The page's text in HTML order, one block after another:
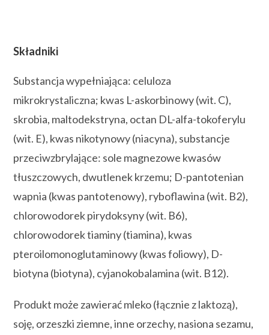
Składniki
Substancja wypełniająca: celuloza
mikrokrystaliczna; kwas L-askorbinowy (wit. C),
skrobia, maltodekstryna, octan DL-alfa-tokoferylu
(wit. E), kwas nikotynowy (niacyna), substancje
przeciwzbrylające: sole magnezowe kwasów
tłuszczowych, dwutlenek krzemu; D-pantotenian
wapnia (kwas pantotenowy), ryboflawina (wit. B2),
chlorowodorek pirydoksyny (wit. B6),
chlorowodorek tiaminy (tiamina), kwas
pteroilomonoglutaminowy (kwas foliowy), D-
biotyna (biotyna), cyjanokobalamina (wit. B12).
Produkt może zawierać mleko (łącznie z laktozą),
soję, orzeszki ziemne, inne orzechy, nasiona sezamu,